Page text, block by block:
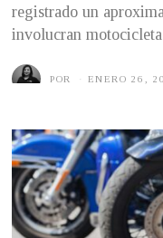
registrado un
involucran
POR ENERO 26,